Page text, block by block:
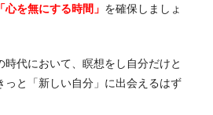
「心を無にする時間」 を確保しましょ
時代において、瞑想をし自分だけと
っと「新しい自分」に出会えるはず